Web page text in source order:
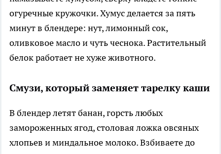
огуречные кружочки. Хумус делается за пять
минут в блендере: нут, лимонный сок,
оливковое масло и чуть чеснока. Растительный
белок работает не хуже животного.
Смузи, который заменяет тарелку каши
В блендер летят банан, горсть любых
замороженных ягод, столовая ложка овсяных
хлопьев и миндальное молоко. Взбиваете до